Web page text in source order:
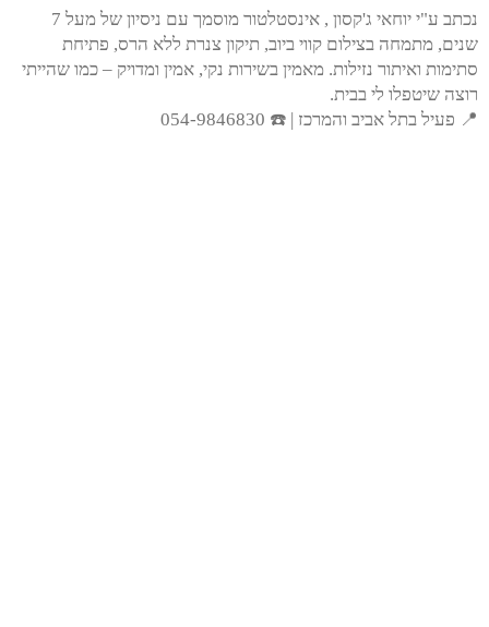
נכתב ע"י יוחאי ג'קסון , אינסטלטור מוסמך עם ניסיון של מעל 7
שנים, מתמחה בצילום קווי ביוב, תיקון צנרת ללא הרס, פתיחת
סתימות ואיתור נזילות. מאמין בשירות נקי, אמין ומדויק – כמו שהייתי
רוצה שיטפלו לי בבית.
📍 פעיל בתל אביב והמרכז | ☎️ 054-9846830